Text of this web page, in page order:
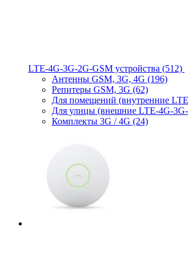
LTE-4G-3G-2G-GSM устройства (512)
Антенны GSM, 3G, 4G (196)
Репитеры GSM, 3G (62)
Для помещений (внутренние
Для улицы (внешние LTE-4G-3G-
Комплекты 3G / 4G (24)